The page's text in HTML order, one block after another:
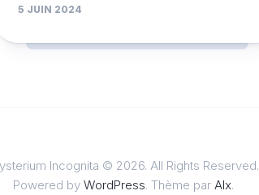
5 JUIN 2024
Incognita © 2026. All Rights Reserved.
Powered by WordPress. Thème par Alx.